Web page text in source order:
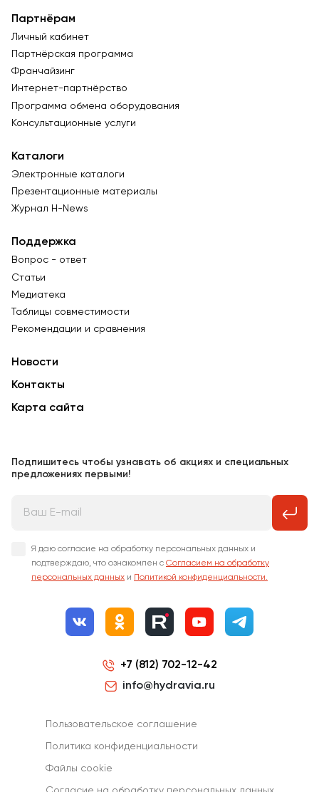
Партнёрам
Личный кабинет
Партнёрская программа
Франчайзинг
Интернет-партнёрство
Программа обмена оборудования
Консультационные услуги
Каталоги
Электронные каталоги
Презентационные материалы
Журнал Н-News
Поддержка
Вопрос - ответ
Статьи
Медиатека
Таблицы совместимости
Рекомендации и сравнения
Новости
Контакты
Карта сайта
Подпишитесь чтобы узнавать об акциях и специальных
предложениях первыми!
Я даю согласие на обработку персональных данных и
подтверждаю, что ознакомлен с Согласием на обработку
персональных данных и Политикой конфиденциальности.
+7 (812) 702-12-42
info@hydravia.ru
Пользовательское соглашение
Политика конфиденциальности
Файлы cookie